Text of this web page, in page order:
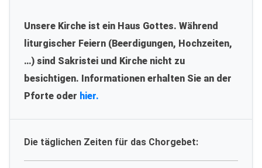
Unsere Kirche ist ein Haus Gottes. Während
liturgischer Feiern (Beerdigungen, Hochzeiten,
…) sind Sakristei und Kirche nicht zu
besichtigen. Informationen erhalten Sie an der
Pforte oder hier.
Die täglichen Zeiten für das Chorgebet: